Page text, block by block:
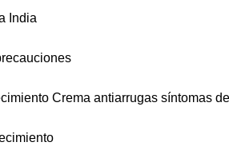
India
Crema antiarrugas síntomas